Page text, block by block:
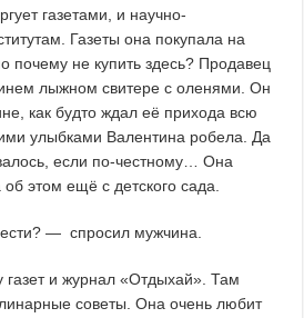
газетами, и научно-
Газеты она покупала на
почему не купить здесь? Продавец
лыжном свитере с оленями. Он
как будто ждал её прихода всю
улыбками Валентина робела. Да
если по-честному… Она
этом ещё с детского сада.
— спросил мужчина.
газет и журнал «Отдыхай». Там
советы. Она очень любит